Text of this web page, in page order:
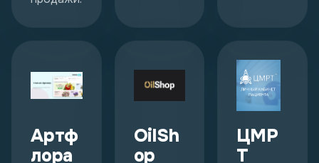
Артф
лора
OilSh
op
ЦМР
Т